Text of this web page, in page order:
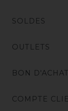
SOLDES
OUTLETS
BON D'ACHAT
COMPTE